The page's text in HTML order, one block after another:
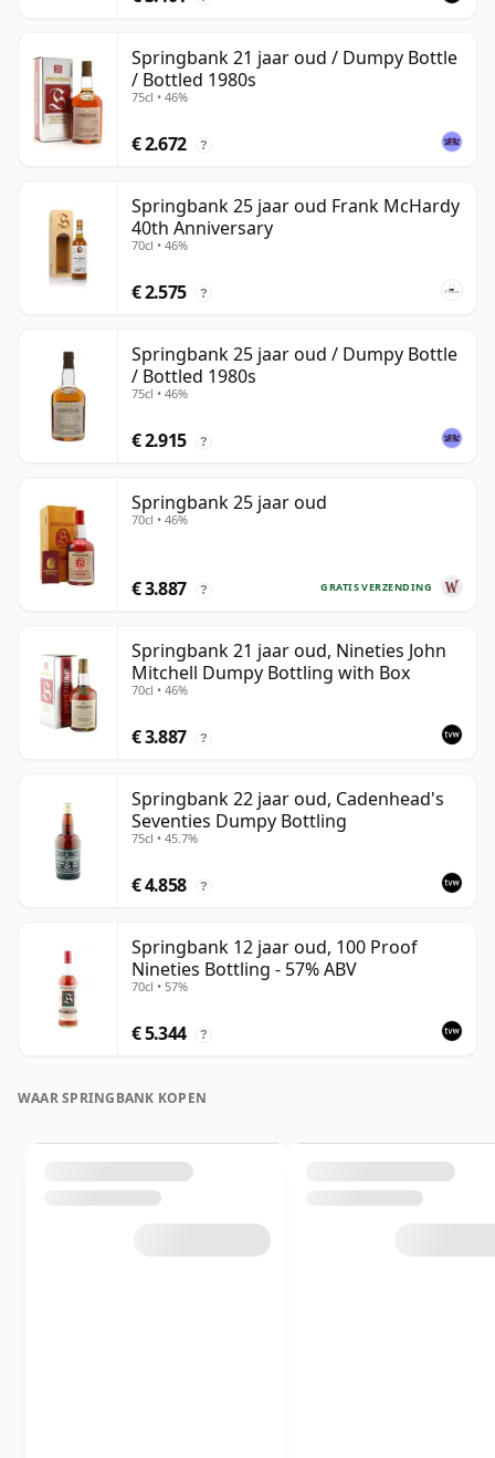
Springbank 21 jaar oud / Dumpy Bottle
/ Bottled 1980s
75cl • 46%
€ 2.672 ?
Springbank 25 jaar oud Frank McHardy
40th Anniversary
70cl • 46%
€ 2.575 ?
Springbank 25 jaar oud / Dumpy Bottle
/ Bottled 1980s
75cl • 46%
€ 2.915 ?
Springbank 25 jaar oud
70cl • 46%
GRATIS VERZENDING
€ 3.887 ?
Springbank 21 jaar oud, Nineties John
Mitchell Dumpy Bottling with Box
70cl • 46%
€ 3.887 ?
Springbank 22 jaar oud, Cadenhead's
Seventies Dumpy Bottling
75cl • 45.7%
€ 4.858 ?
Springbank 12 jaar oud, 100 Proof
Nineties Bottling - 57% ABV
70cl • 57%
€ 5.344 ?
WAAR SPRINGBANK KOPEN